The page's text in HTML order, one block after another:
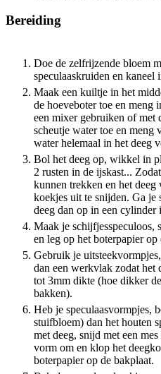
Bereiding
Doe de zelfrijzende bloem
speculaaskruiden en kaneel
Maak een kuiltje in het
de hoeveboter toe en meng
een mixer gebruiken of met
scheutje water toe en meng
water helemaal in het deeg
Bol het deeg op, wikkel in
2 rusten in de ijskast...
kunnen trekken en het
koekjes uit te snijden. Ga je
deeg dan op in een cylinder
Maak je schijfjesspeculoos,
en leg op het boterpapier op
Gebruik je
dan een werkvlak zodat
tot 3mm dikte (hoe dikker
bakken).
Heb je speculaasvormpjes,
stuifbloem) dan het houten
met deeg, snijd met een
vorm om en klop het
boterpapier op de bakplaat.